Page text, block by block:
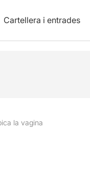
Cartellera i entrades
la vagina